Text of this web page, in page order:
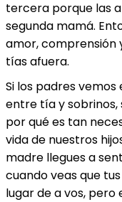
tercera porque las
segunda mamá.
amor, comprensión
tías afuera.
Si los padres
entre tía y
por qué es tan
vida de nuestros
madre llegues a
cuando veas que
lugar de a vos, pero